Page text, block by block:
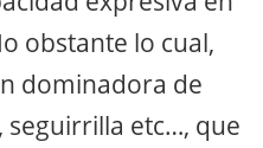
obstante lo cual,
dominadora de
seguirrilla etc…, que